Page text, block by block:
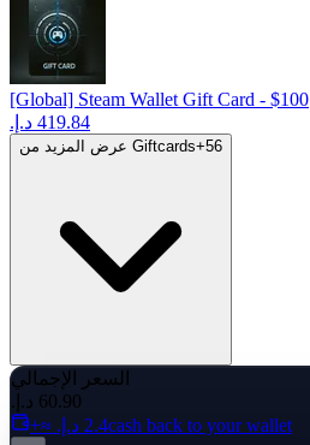
[Global] Steam Wallet Gift Card - $100
عرض المزيد من Giftcards+56
السعر الإجمالي
cash back to your wallet